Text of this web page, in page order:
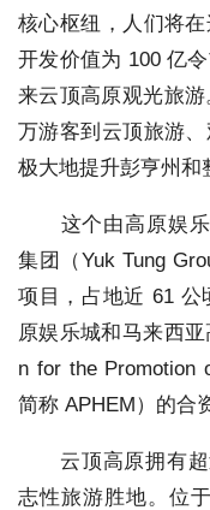
核心枢纽，人们将
开发价值为 100 亿
来云顶高原观光旅
万游客到云顶旅游
极大地提升彭亨州和
这个由高原娱乐
集团（Yuk Tung
项目，占地近 61 公
原娱乐城和马来西
n for the Promotion
简称 APHEM）的合
云顶高原拥有超
志性旅游胜地。位